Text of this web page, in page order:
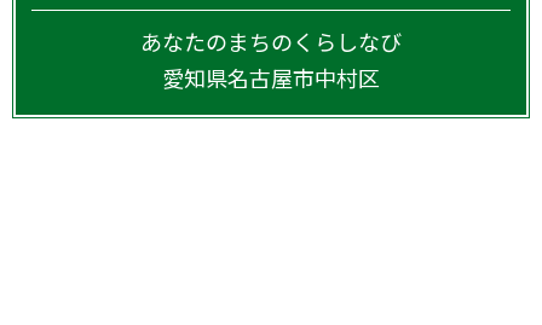
あなたのまちのくらしなび
愛知県名古屋市中村区